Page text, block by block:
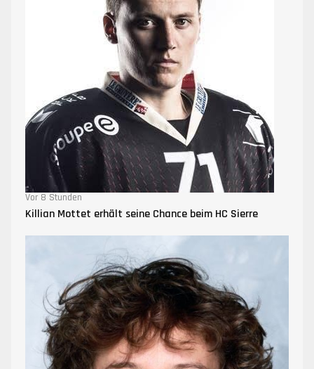
Vor 8 Stunden
Killian Mottet erhält seine Chance beim HC Sierre